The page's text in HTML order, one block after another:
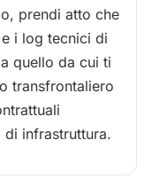
prendi atto che
i log tecnici di
quello da cui ti
transfrontaliero
infrastruttura.